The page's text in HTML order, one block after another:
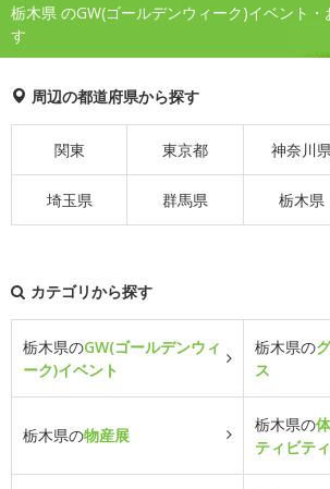
栃木県 のGW(ゴールデンウィーク)イベント
す
周辺の都道府県から探す
関東 東京都 神奈川県
埼玉県 群馬県 栃木県
カテゴリから探す
栃木県のGW(ゴールデンウィ
ーク)イベント
栃木県の
ス
栃木県の物産展
栃木県の
ティビティ